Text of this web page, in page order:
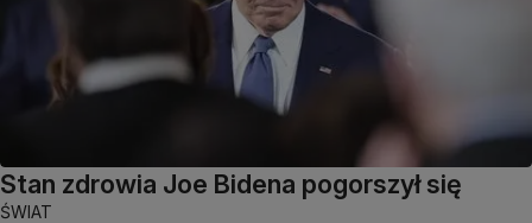
Stan zdrowia Joe Bidena pogorszył się
ŚWIAT